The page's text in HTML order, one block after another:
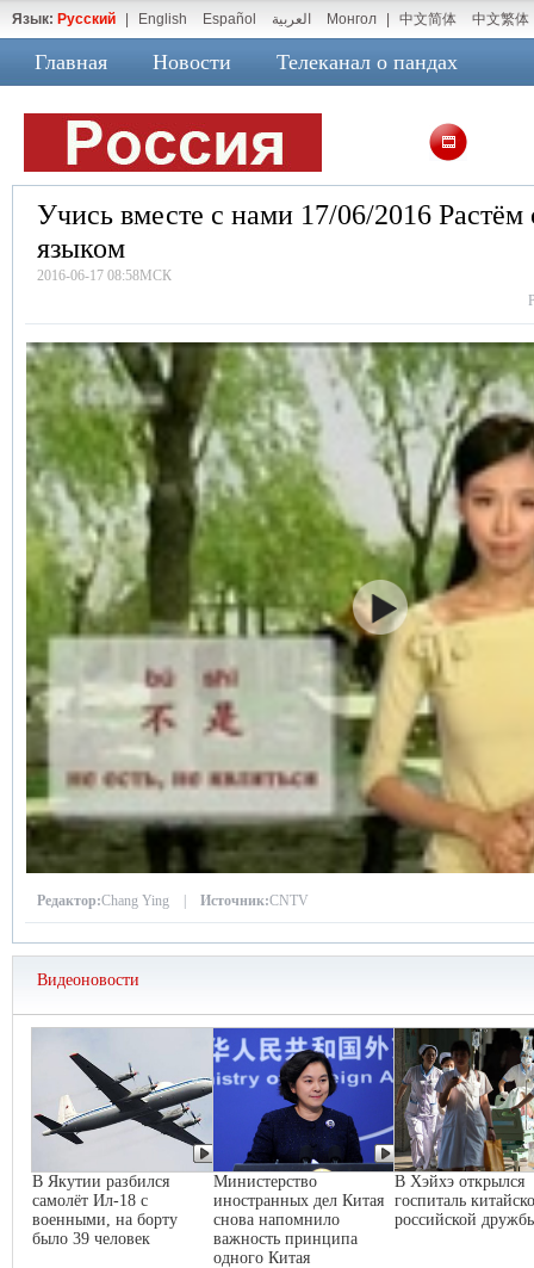
Язык: Русский English Español العربية Монгол 中文简体 中文繁体
Главная Новости Телеканал о пандах
Учись вместе с нами 17/06/2016 Растём
языком
2016-06-17 08:58МСК
Редактор:Chang Ying | Источник:CNTV
Видеоновости
В Якутии разбился
самолёт Ил-18 с
военными, на борту
было 39 человек
Министерство
иностранных дел Китая
снова напомнило
важность принципа
одного Китая
В Хэйхэ открылся
госпиталь
российской